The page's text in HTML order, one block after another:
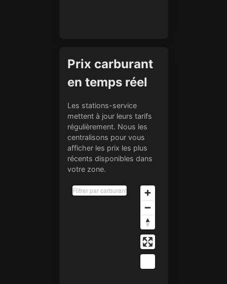
Prix carburant
en temps réel
Les stations-service
mettent à jour leurs tarifs
régulièrement. Nous les
centralisons pour vous
afficher les prix les plus
récents disponibles dans
votre zone.
Filtrer par carburant